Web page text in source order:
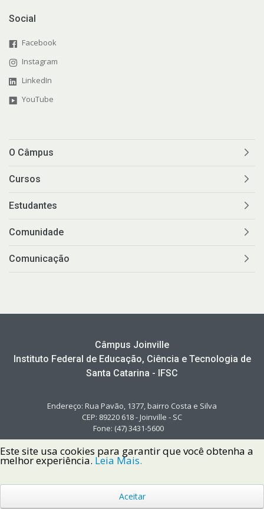
Social
Facebook
Instagram
LinkedIn
YouTube
O Câmpus
Cursos
Estudantes
Comunidade
Comunicação
Câmpus Joinville
Instituto Federal de Educação, Ciência e Tecnologia de
Santa Catarina - IFSC
Endereço: Rua Pavão, 1377, bairro Costa e Silva
CEP: 89220 618 - Joinville - SC
Fone: (47) 3431-5600
Copyright © 2022 Instituto Federal de Santa Catarina IFSC
Este site usa cookies para garantir que você obtenha a
melhor experiência. Leia Mais.
Aceitar